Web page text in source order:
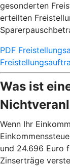
gesonderten
erteilten
PDF
Was ist
Wenn Ihr
und 24.696 Euro
Zinserträge